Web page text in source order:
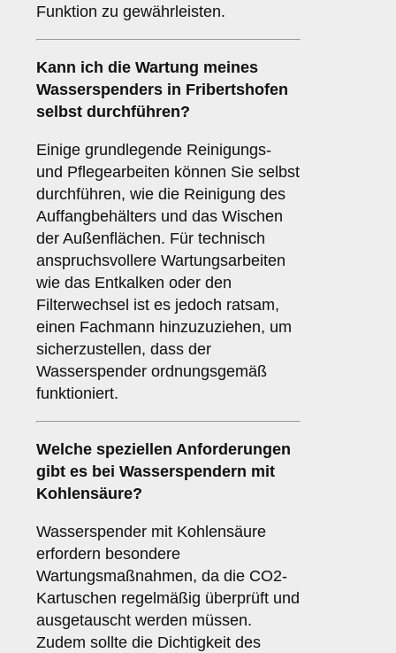
Funktion zu gewährleisten.
Kann ich die Wartung meines
Wasserspenders in Fribertshofen
selbst durchführen?
Einige grundlegende Reinigungs-
und Pflegearbeiten können Sie selbst
durchführen, wie die Reinigung des
Auffangbehälters und das Wischen
der Außenflächen. Für technisch
anspruchsvollere Wartungsarbeiten
wie das Entkalken oder den
Filterwechsel ist es jedoch ratsam,
einen Fachmann hinzuzuziehen, um
sicherzustellen, dass der
Wasserspender ordnungsgemäß
funktioniert.
Welche speziellen Anforderungen
gibt es bei Wasserspendern mit
Kohlensäure?
Wasserspender mit Kohlensäure
erfordern besondere
Wartungsmaßnahmen, da die CO2-
Kartuschen regelmäßig überprüft und
ausgetauscht werden müssen.
Zudem sollte die Dichtigkeit des